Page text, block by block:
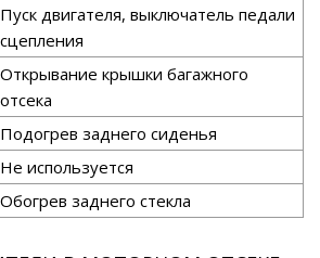
Пуск двигателя, выключатель педали
сцепления
Открывание крышки багажного
отсека
Подогрев заднего сиденья
Не используется
Обогрев заднего стекла